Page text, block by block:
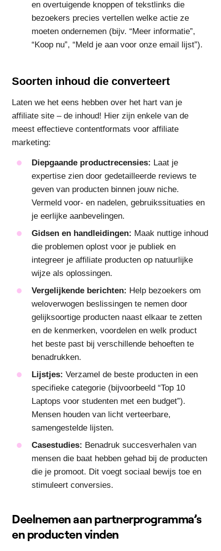
en overtuigende knoppen of tekstlinks die
bezoekers precies vertellen welke actie ze
moeten ondernemen (bijv. “Meer informatie”,
“Koop nu”, “Meld je aan voor onze email lijst”).
Soorten inhoud die converteert
Laten we het eens hebben over het hart van je
affiliate site – de inhoud! Hier zijn enkele van de
meest effectieve contentformats voor affiliate
marketing:
Diepgaande productrecensies: Laat je
expertise zien door gedetailleerde reviews te
geven van producten binnen jouw niche.
Vermeld voor- en nadelen, gebruikssituaties en
je eerlijke aanbevelingen.
Gidsen en handleidingen: Maak nuttige inhoud
die problemen oplost voor je publiek en
integreer je affiliate producten op natuurlijke
wijze als oplossingen.
Vergelijkende berichten: Help bezoekers om
weloverwogen beslissingen te nemen door
gelijksoortige producten naast elkaar te zetten
en de kenmerken, voordelen en welk product
het beste past bij verschillende behoeften te
benadrukken.
Lijstjes: Verzamel de beste producten in een
specifieke categorie (bijvoorbeeld “Top 10
Laptops voor studenten met een budget”).
Mensen houden van licht verteerbare,
samengestelde lijsten.
Casestudies: Benadruk succesverhalen van
mensen die baat hebben gehad bij de producten
die je promoot. Dit voegt sociaal bewijs toe en
stimuleert conversies.
Deelnemen aan partnerprogramma’s
en producten vinden